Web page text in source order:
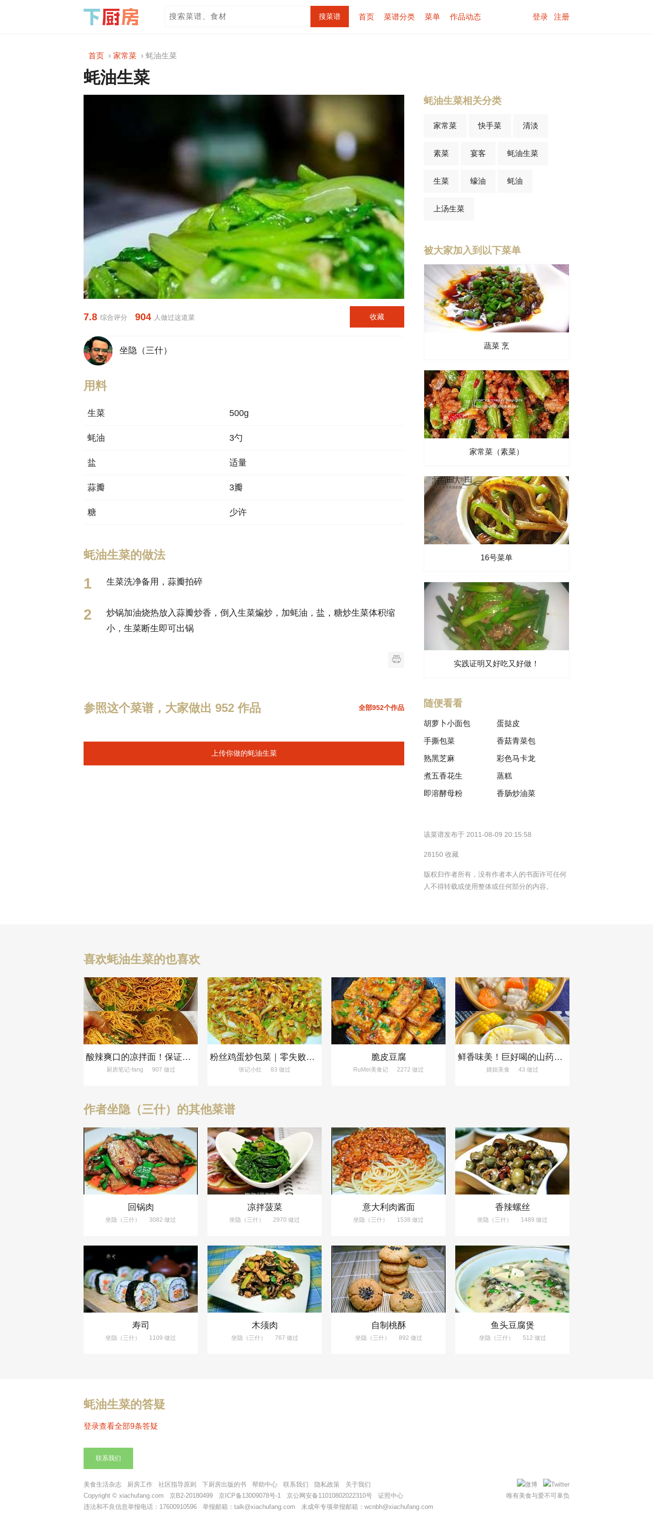
首页 菜谱分类 菜单 作品动态 登录 注册
首页 家常菜 蚝油生菜
蚝油生菜
7.8 综合评分 904 人做过这道菜 收藏
坐隐（三什）
用料
生菜 500g
蚝油 3勺
盐 适量
蒜瓣 3瓣
糖 少许
蚝油生菜的做法
生菜洗净备用，蒜瓣拍碎
炒锅加油烧热放入蒜瓣炒香，倒入生菜煸炒，加蚝油，盐，糖炒生菜体积缩
小，生菜断生即可出锅
参照这个菜谱，大家做出 952 作品 全部952个作品
上传你做的蚝油生菜
蚝油生菜相关分类
家常菜 快手菜 清淡
素菜 宴客 蚝油生菜
生菜 蠔油 蚝油
上汤生菜
被大家加入到以下菜单
蔬菜 烹
家常菜（素菜）
16号菜单
实践证明又好吃又好做！
随便看看
胡萝卜小面包
手撕包菜
熟黑芝麻
煮五香花生
即溶酵母粉
蛋挞皮
香菇青菜包
彩色马卡龙
蒸糕
香肠炒油菜
该菜谱发布于 2011-08-09 20:15:58
28150 收藏
版权归作者所有，没有作者本人的书面许可任何
人不得转载或使用整体或任何部分的内容。
喜欢蚝油生菜的也喜欢
酸辣爽口的凉拌面！保证吃一次就上瘾
厨房笔记-fang 907 做过
粉丝鸡蛋炒包菜｜零失败、巨下饭
张记小灶 83 做过
脆皮豆腐
RuMei美食记 2272 做过
鲜香味美！巨好喝的山药排骨汤！！
婧妞美食 43 做过
作者坐隐（三什）的其他菜谱
回锅肉
坐隐（三什） 3082 做过
凉拌菠菜
坐隐（三什） 2970 做过
意大利肉酱面
坐隐（三什） 1538 做过
香辣螺丝
坐隐（三什） 1489 做过
寿司
坐隐（三什） 1109 做过
木须肉
坐隐（三什） 767 做过
自制桃酥
坐隐（三什） 892 做过
鱼头豆腐煲
坐隐（三什） 512 做过
蚝油生菜的答疑
登录查看全部9条答疑
联系我们
美食生活杂志 厨房工作 社区指导原则 下厨房出版的书 帮助中心 联系我们 隐私政策
关于我们
Copyright © xiachufang.com 京B2-20180499 京ICP备13009078号-1 京公网安备11010802022310号 证照中心
违法和不良信息举报电话：17600910596 举报邮箱：talk@xiachufang.com 未成年专项举报邮箱：wcnbh@xiachufang.com
唯有美食与爱不可辜负